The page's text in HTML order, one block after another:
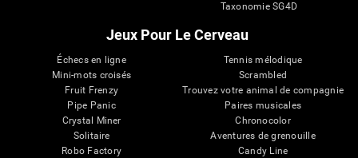
Taxonomie SG4D
Jeux Pour Le Cerveau
Échecs en ligne
Mini-mots croisés
Fruit Frenzy
Pipe Panic
Crystal Miner
Solitaire
Robo Factory
Tennis mélodique
Scrambled
Trouvez votre animal de compagnie
Paires musicales
Chronocolor
Aventures de grenouille
Candy Line